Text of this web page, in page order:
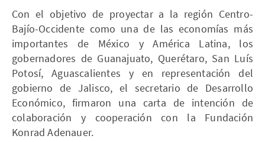
Con el objetivo de proyectar a la región Centro-
Bajío-Occidente como una de las economías más
importantes de México y América Latina, los
gobernadores de Guanajuato, Querétaro, San Luís
Potosí, Aguascalientes y en representación del
gobierno de Jalisco, el secretario de Desarrollo
Económico, firmaron una carta de intención de
colaboración y cooperación con la Fundación
Konrad Adenauer.